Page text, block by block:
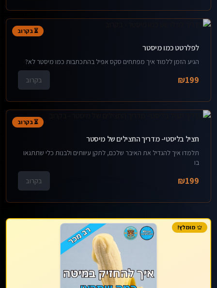
⏳ בקרוב
לפלרטט כמו מיסטר
הגיע הזמן ללמוד איך מפתחים סקס אפיל בהתכתבות כמו מיסטר לא?
₪199 בקרוב
⏳ בקרוב
חציל בליסטי- מדריך החצילים של מיסטר
תלמדו איך להגדיל את האיבר שלכם, לתקן עיוותים ולבנות כלי שתתגאו
בו
₪199 בקרוב
מומלץ!